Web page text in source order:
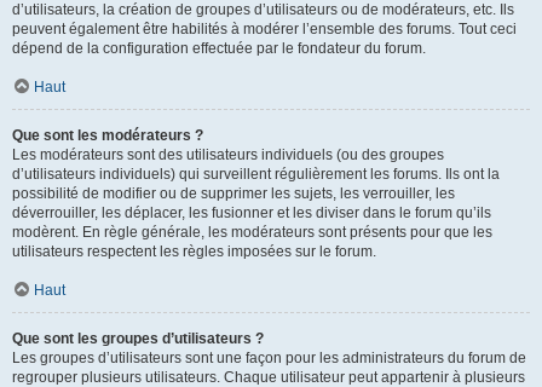
d’utilisateurs, la création de groupes d’utilisateurs ou de modérateurs, etc. Ils
peuvent également être habilités à modérer l’ensemble des forums. Tout ceci
dépend de la configuration effectuée par le fondateur du forum.
Haut
Que sont les modérateurs ?
Les modérateurs sont des utilisateurs individuels (ou des groupes
d’utilisateurs individuels) qui surveillent régulièrement les forums. Ils ont la
possibilité de modifier ou de supprimer les sujets, les verrouiller, les
déverrouiller, les déplacer, les fusionner et les diviser dans le forum qu’ils
modèrent. En règle générale, les modérateurs sont présents pour que les
utilisateurs respectent les règles imposées sur le forum.
Haut
Que sont les groupes d’utilisateurs ?
Les groupes d’utilisateurs sont une façon pour les administrateurs du forum de
regrouper plusieurs utilisateurs. Chaque utilisateur peut appartenir à plusieurs